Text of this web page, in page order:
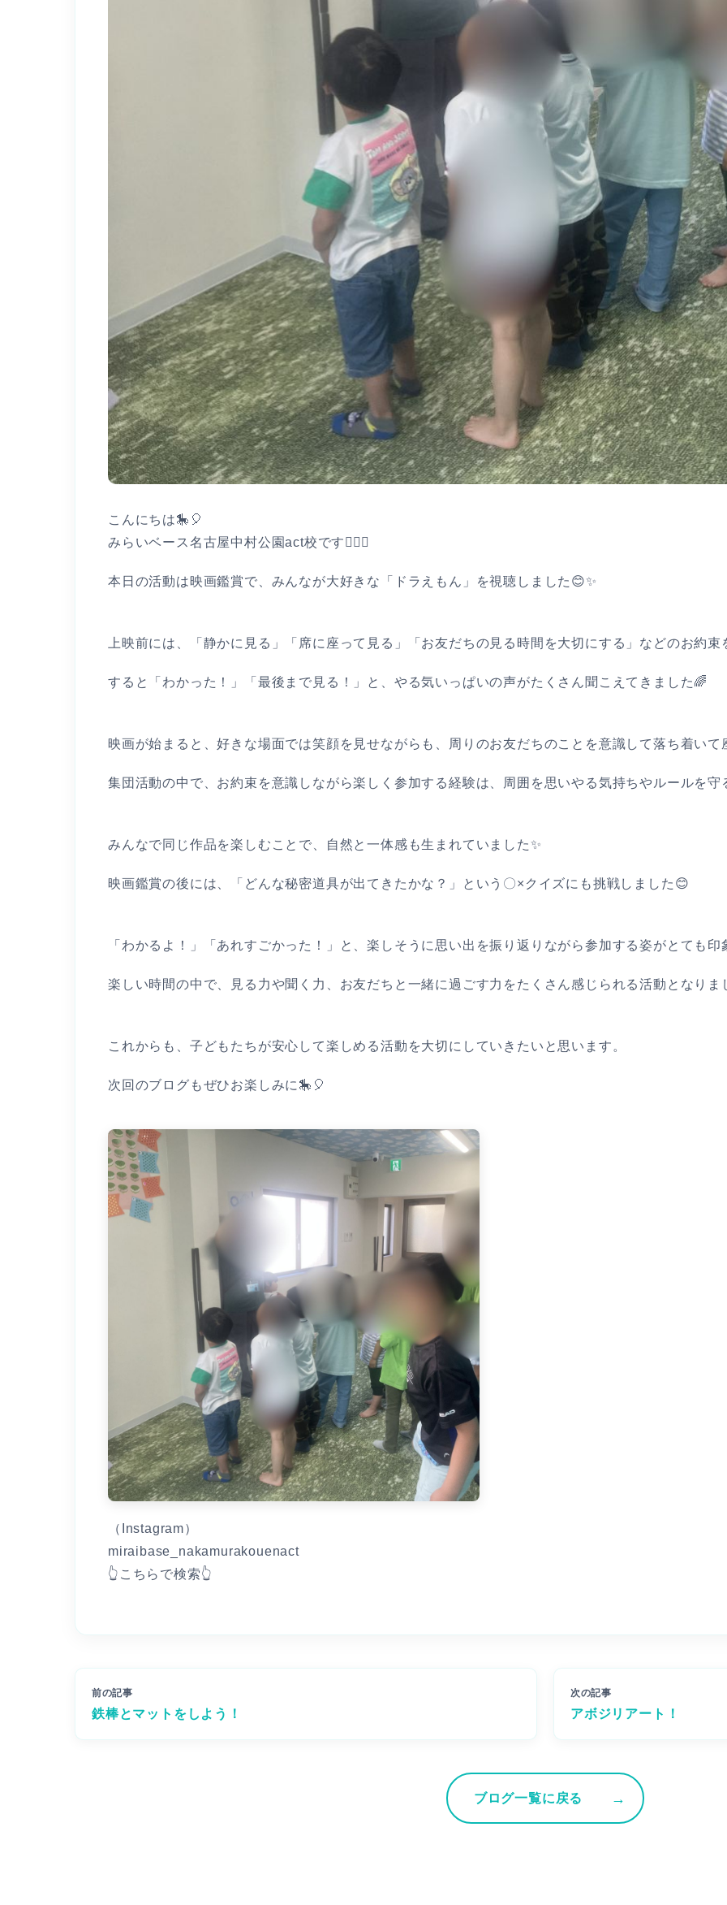
こんにちは🎠🎈
みらいベース名古屋中村公園act校です👩🏻‍⚕️
本日の活動は映画鑑賞で、みんなが大好きな「ドラえもん」を視聴しました😊✨
上映前には、「静かに見る」「席に座って見る」「お友だちの見る時間を大切にする」などのお約束
すると「わかった！」「最後まで見る！」と、やる気いっぱいの声がたくさん聞こえてきました🌈
映画が始まると、好きな場面では笑顔を見せながらも、周りのお友だちのことを意識して落ち着い
集団活動の中で、お約束を意識しながら楽しく参加する経験は、周囲を思いやる気持ちやルールを守
みんなで同じ作品を楽しむことで、自然と一体感も生まれていました✨
映画鑑賞の後には、「どんな秘密道具が出てきたかな？」という〇×クイズにも挑戦しました😊
「わかるよ！」「あれすごかった！」と、楽しそうに思い出を振り返りながら参加する姿がとても印
楽しい時間の中で、見る力や聞く力、お友だちと一緒に過ごす力をたくさん感じられる活動となりま
これからも、子どもたちが安心して楽しめる活動を大切にしていきたいと思います。
次回のブログもぜひお楽しみに🎠🎈
（Instagram）
miraibase_nakamurakouenact
👆こちらで検索👆
前の記事
鉄棒とマットをしよう！
次の記事
アボジリアート！
ブログ一覧に戻る